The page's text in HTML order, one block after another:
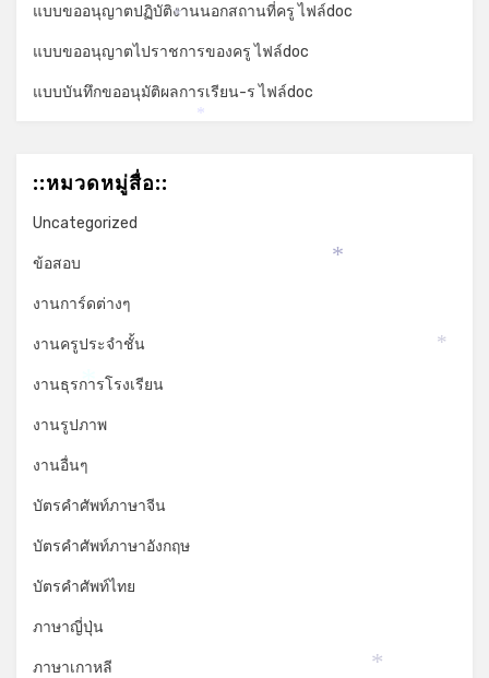
แบบขออนุญาตปฏิบัติงานนอกสถานที่ครู ไฟล์doc
แบบขออนุญาตไปราชการของครู ไฟล์doc
แบบบันทึกขออนุมัติผลการเรียน-ร ไฟล์doc
::หมวดหมู่สื่อ::
Uncategorized
ข้อสอบ
งานการ์ดต่างๆ
งานครูประจำชั้น
งานธุรการโรงเรียน
งานรูปภาพ
งานอื่นๆ
บัตรคำศัพท์ภาษาจีน
บัตรคำศัพท์ภาษาอังกฤษ
บัตรคำศัพท์ไทย
ภาษาญี่ปุ่น
ภาษาเกาหลี
*